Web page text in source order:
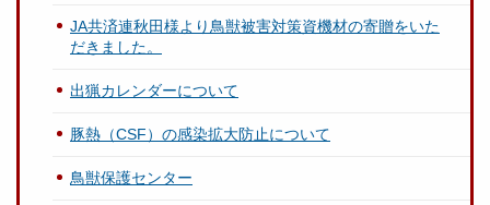
JA共済連秋田様より鳥獣被害対策資機材の寄贈をいた
だきました。
出猟カレンダーについて
豚熱（CSF）の感染拡大防止について
鳥獣保護センター